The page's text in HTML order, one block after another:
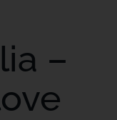
–